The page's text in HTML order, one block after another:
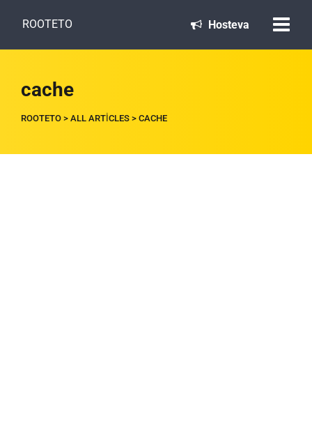
ROOTETO Hosteva
cache
ROOTETO > ALL ARTICLES > CACHE